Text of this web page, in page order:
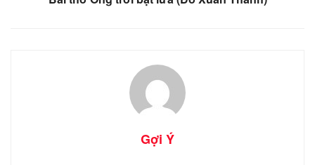
Gợi Ý